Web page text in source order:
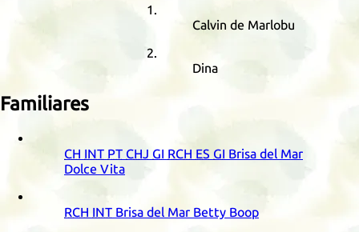
Calvin de Marlobu
Dina
Familiares
CH INT PT CHJ GI RCH ES GI Brisa del Mar
Dolce Vita
RCH INT Brisa del Mar Betty Boop